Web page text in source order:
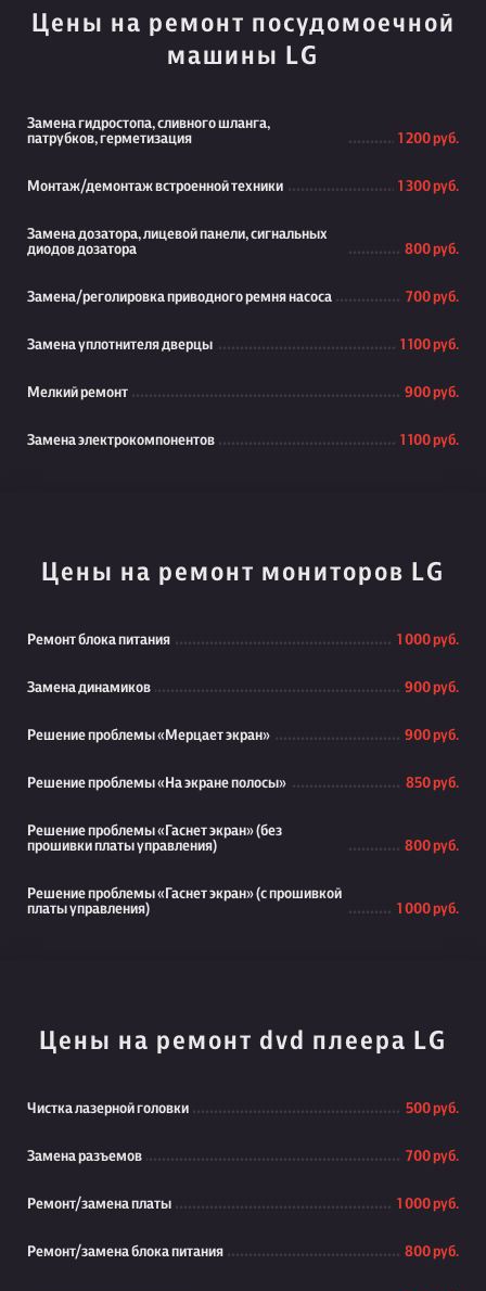
Цены на ремонт посудомоечной
машины LG
Замена гидростопа, сливного шланга,
патрубков, герметизация
1 200 руб.
Монтаж/демонтаж встроенной техники 1 300 руб.
Замена дозатора, лицевой панели, сигнальных
диодов дозатора
800 руб.
Замена/реголировка приводного ремня насоса 700 руб.
Замена уплотнителя дверцы 1 100 руб.
Мелкий ремонт 900 руб.
Замена электрокомпонентов 1 100 руб.
Цены на ремонт мониторов LG
Ремонт блока питания 1 000 руб.
Замена динамиков 900 руб.
Решение проблемы «Мерцает экран» 900 руб.
Решение проблемы «На экране полосы» 850 руб.
Решение проблемы «Гаснет экран» (без
прошивки платы управления)
800 руб.
Решение проблемы «Гаснет экран» (с прошивкой
платы управления)
1 000 руб.
Цены на ремонт dvd плеера LG
Чистка лазерной головки 500 руб.
Замена разъемов 700 руб.
Ремонт/замена платы 1 000 руб.
Ремонт/замена блока питания 800 руб.